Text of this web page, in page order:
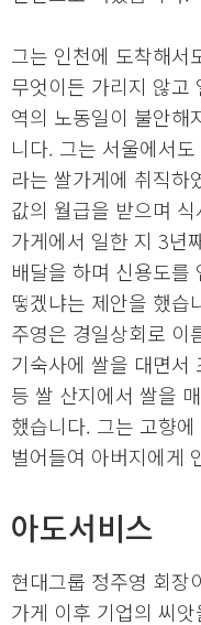
그는 인천에 도착해서
무엇이든 가리지 않고
역의 노동일이 불안해
니다. 그는 서울에서
라는 쌀가게에 취직하
값의 월급을 받으며
가게에서 일한 지 3년
배달을 하며 신용도를
떻겠냐는 제안을 했습
주영은 경일상회로 이
기숙사에 쌀을 대면서
등 쌀 산지에서 쌀을
했습니다. 그는 고향
벌어들여 아버지에게
아도서비스
현대그룹 정주영 회장
가게 이후 기업의 씨앗